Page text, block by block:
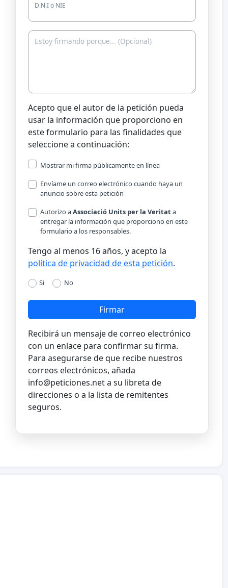
D.N.I o NIE
Acepto que el autor de la petición pueda
usar la información que proporciono en
este formulario para las finalidades que
seleccione a continuación:
Mostrar mi firma públicamente en línea
Envíame un correo electrónico cuando haya un
anuncio sobre esta petición
Autorizo aAssociació Units per la Veritat a
entregar la información que proporciono en este
formulario a los responsables.
Tengo al menos 16 años, y acepto la
política de privacidad de esta petición.
Si No
Firmar
Recibirá un mensaje de correo electrónico
con un enlace para confirmar su firma.
Para asegurarse de que recibe nuestros
correos electrónicos, añada
info@peticiones.neta su libreta de
direcciones o a la lista de remitentes
seguros.